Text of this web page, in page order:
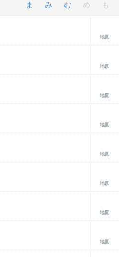
ま み む め も
地図
地図
地図
地図
地図
地図
地図
地図